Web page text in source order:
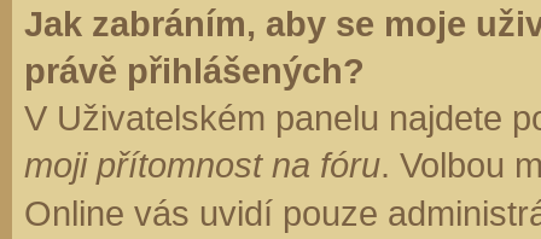
Jak zabráním, aby se moje
právě přihlášených?
V Uživatelském panelu najdete
moji přítomnost na fóru. Volbou
Online vás uvidí pouze